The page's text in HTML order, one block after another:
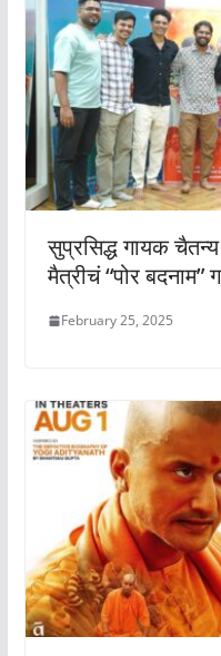
सुप्रसिद्ध गायक
मैत्रीचं “पोर बदनाम”
February 25, 2025